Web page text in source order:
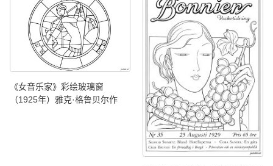
《女音乐家》彩绘玻璃窗
（1925年）雅克·格鲁贝尔作